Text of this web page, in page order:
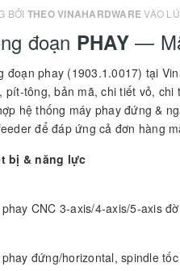
BỞI THEO VINAHARDWAREVÀO
đoạn PHAY—
đoạn phay (1903.1.0017) tại
pít-tông, bản mã, chi tiết vỏ,
hệ thống máy phay đứng &
để đáp ứng cả đơn hàng
bị & năng lực
phay CNC 3-axis/4-axis/5-axis
phay đứng/horizontal, spindle